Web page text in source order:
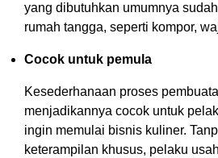
yang dibutuhkan umumnya
rumah tangga, seperti kompor,
Cocok untuk pemula
Kesederhanaan proses
menjadikannya cocok untuk
ingin memulai bisnis kuliner.
keterampilan khusus, pelaku